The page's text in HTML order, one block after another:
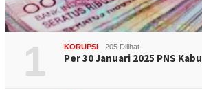
1 KORUPSI 205 Dilihat
Per 30 Januari 2025 PNS